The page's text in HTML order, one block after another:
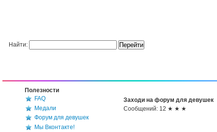
Найти:
Полезности
FAQ
Медали
Форум для девушек
Мы Вконтакте!
Заходи на форум для девушек
Сообщений: 12 ★ ★ ★